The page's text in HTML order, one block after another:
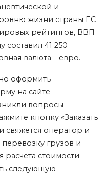
и
жизни страны ЕС
рейтингов, ВВП
составил 41 250
валюта – евро.
оформить
на сайте
вопросы –
кнопку «Заказать
свяжется оператор и
перевозку грузов и
расчета стоимости
следующую